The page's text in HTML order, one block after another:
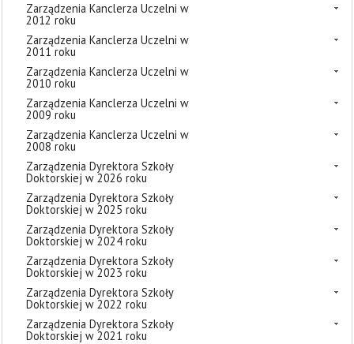
Zarządzenia Kanclerza Uczelni w
2012 roku
Zarządzenia Kanclerza Uczelni w
2011 roku
Zarządzenia Kanclerza Uczelni w
2010 roku
Zarządzenia Kanclerza Uczelni w
2009 roku
Zarządzenia Kanclerza Uczelni w
2008 roku
Zarządzenia Dyrektora Szkoły
Doktorskiej w 2026 roku
Zarządzenia Dyrektora Szkoły
Doktorskiej w 2025 roku
Zarządzenia Dyrektora Szkoły
Doktorskiej w 2024 roku
Zarządzenia Dyrektora Szkoły
Doktorskiej w 2023 roku
Zarządzenia Dyrektora Szkoły
Doktorskiej w 2022 roku
Zarządzenia Dyrektora Szkoły
Doktorskiej w 2021 roku